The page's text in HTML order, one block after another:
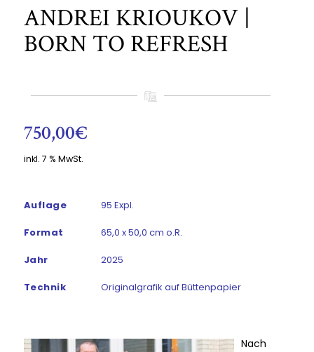
ANDREI KRIOUKOV |
BORN TO REFRESH
750,00€
inkl. 7 % MwSt.
Auflage 95 Expl.
Format 65,0 x 50,0 cm o.R.
Jahr 2025
Technik Originalgrafik auf Büttenpapier
Nach